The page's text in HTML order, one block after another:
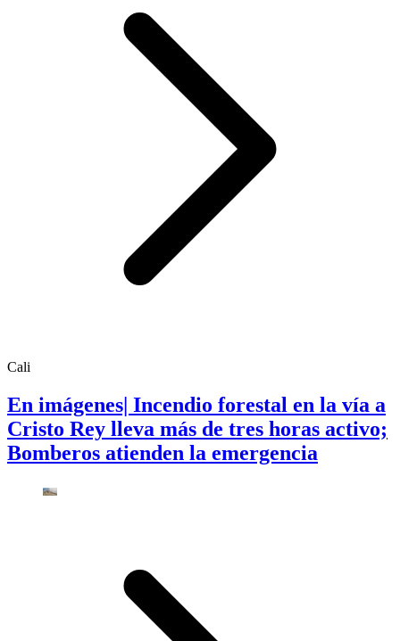
Cali
En imágenes| Incendio forestal en la vía a
Cristo Rey lleva más de tres horas activo;
Bomberos atienden la emergencia